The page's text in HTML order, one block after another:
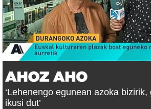
‘Lehenengo egunean azoka
ikusi dut’